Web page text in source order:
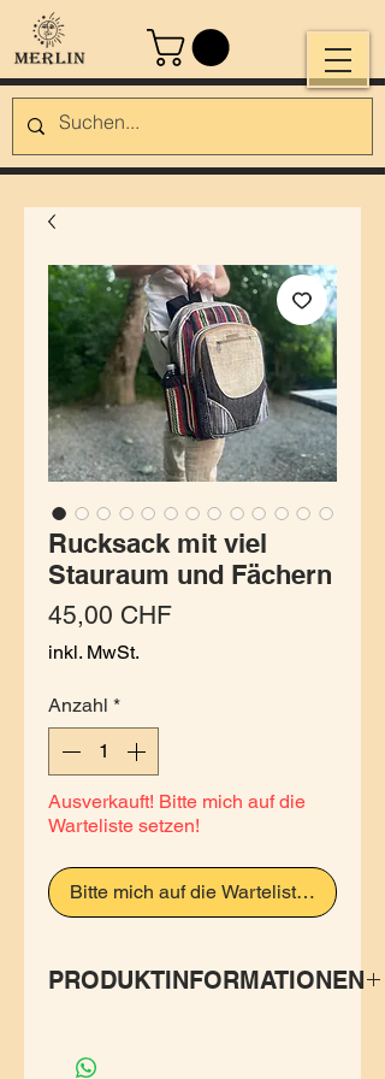
Rucksack mit viel
Stauraum und Fächern
45,00 CHFPreis
inkl. MwSt.
Anzahl *
Ausverkauft! Bitte mich auf die
Warteliste setzen!
Bitte mich auf die Warteliste setzen
PRODUKTINFORMATIONEN
Fächern und praktischen